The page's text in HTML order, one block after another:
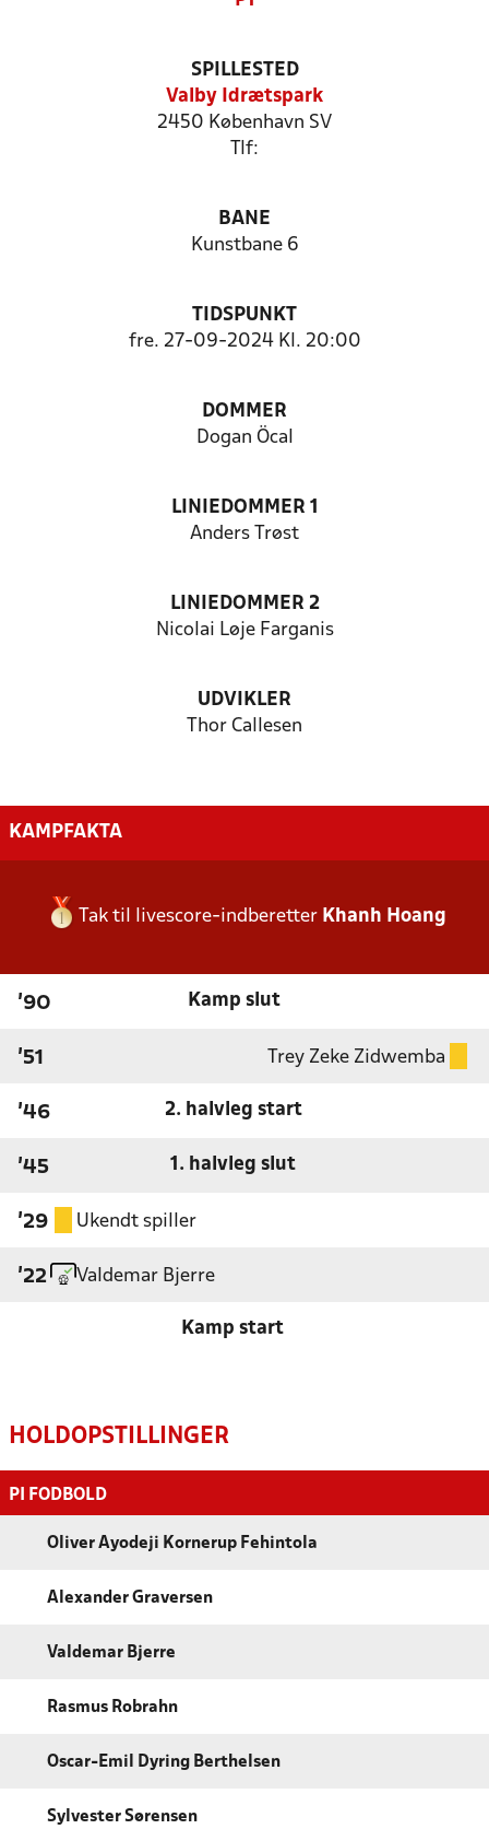
SPILLESTED
Valby Idrætspark
2450 København SV
Tlf:
BANE
Kunstbane 6
TIDSPUNKT
fre. 27-09-2024 Kl. 20:00
DOMMER
Dogan Öcal
LINIEDOMMER 1
Anders Trøst
LINIEDOMMER 2
Nicolai Løje Farganis
UDVIKLER
Thor Callesen
KAMPFAKTA
Tak til livescore-indberetter Khanh Hoang
'90 Kamp slut
'51 Trey Zeke Zidwemba
'46 2. halvleg start
'45 1. halvleg slut
'29 Ukendt spiller
'22 Valdemar Bjerre
Kamp start
HOLDOPSTILLINGER
PI FODBOLD
Oliver Ayodeji Kornerup Fehintola
Alexander Graversen
Valdemar Bjerre
Rasmus Robrahn
Oscar-Emil Dyring Berthelsen
Sylvester Sørensen